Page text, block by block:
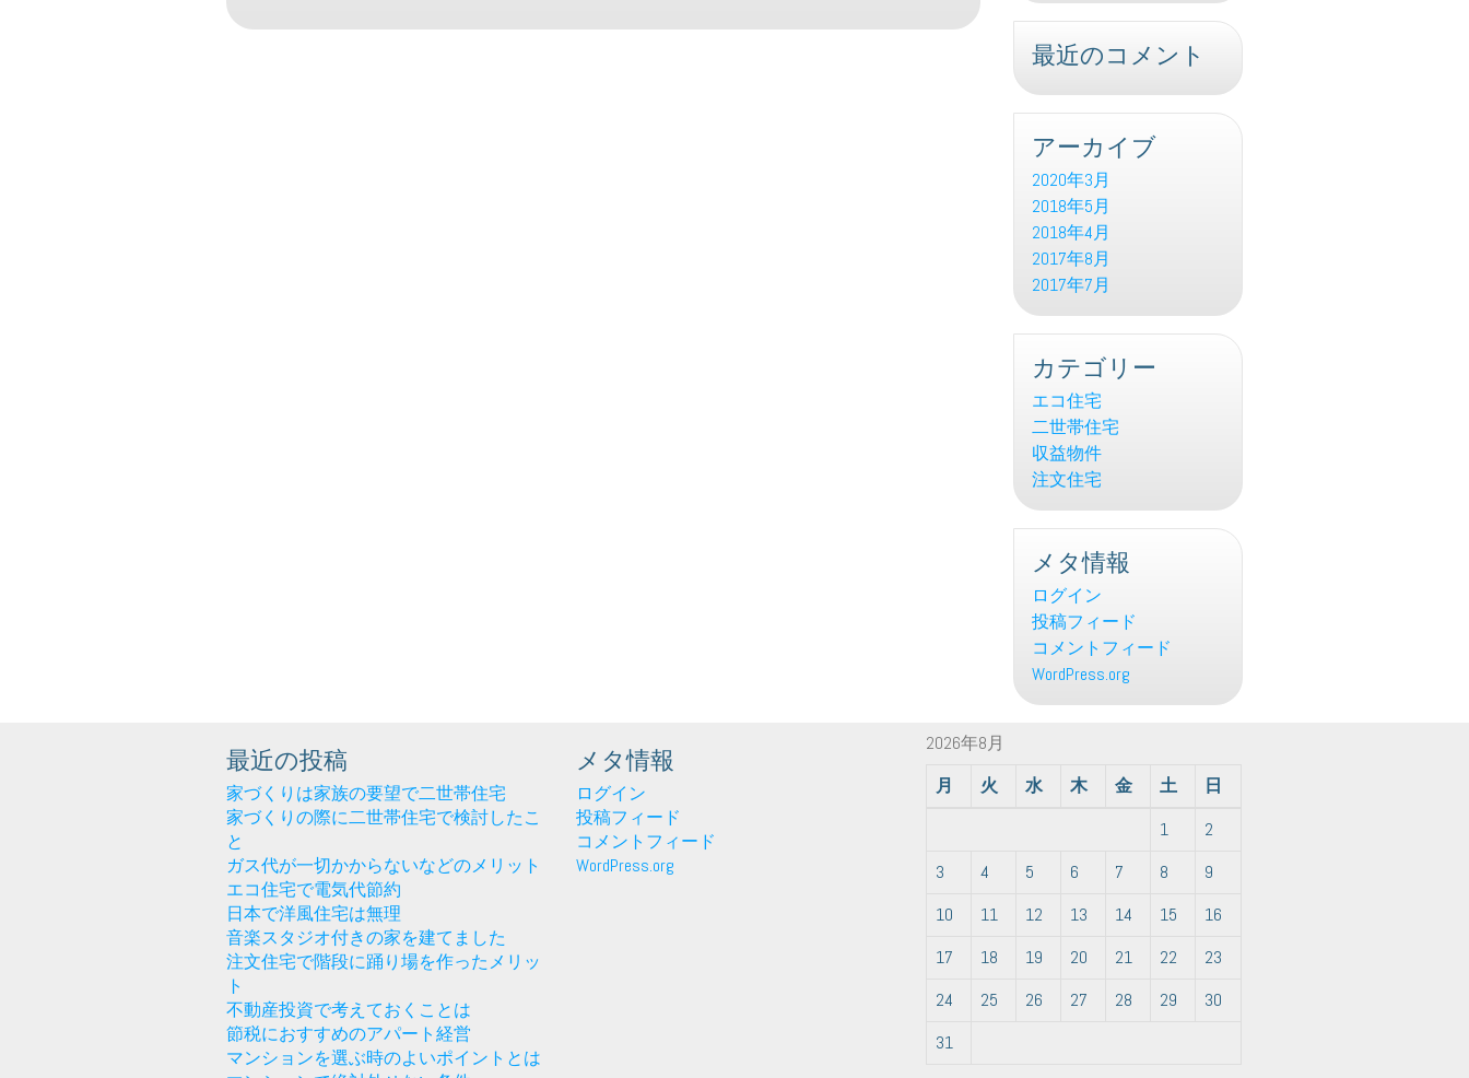
最近のコメント
アーカイブ
2020年3月
2018年5月
2018年4月
2017年8月
2017年7月
カテゴリー
エコ住宅
二世帯住宅
収益物件
注文住宅
メタ情報
ログイン
投稿フィード
コメントフィード
WordPress.org
最近の投稿
家づくりは家族の要望で二世帯住宅
家づくりの際に二世帯住宅で検討したこ
と
ガス代が一切かからないなどのメリット
エコ住宅で電気代節約
日本で洋風住宅は無理
音楽スタジオ付きの家を建てました
注文住宅で階段に踊り場を作ったメリッ
ト
不動産投資で考えておくことは
節税におすすめのアパート経営
マンションを選ぶ時のよいポイントとは
メタ情報
ログイン
投稿フィード
コメントフィード
WordPress.org
2026年8月
月
火 水 木 金 土
日
1
2
3
4 5 6 7 8
9
10
11 12 13 14 15
16
17
18 19 20 21 22
23
24
25 26 27 28 29
30
31